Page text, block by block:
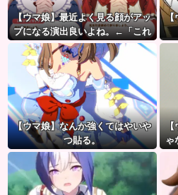
【ウマ娘】最近よく見る顔がアッ
プになる演出良いよね。←「これ
とかこれとか…」
【
【ウマ娘】なんか強くてはやいや
つ貼る。
【
ゃ